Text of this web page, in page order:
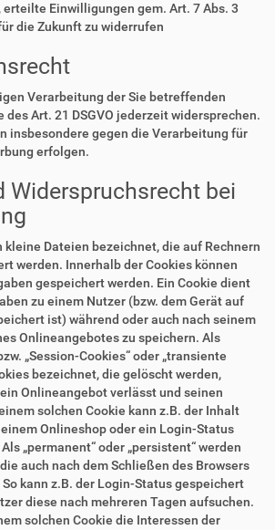
erteilte Einwilligungen gem. Art. 7 Abs. 3
die Zukunft zu widerrufen
Verarbeitung der Sie betreffenden
des Art. 21 DSGVO jederzeit widersprechen.
insbesondere gegen die Verarbeitung für
erfolgen.
Widerspruchsrecht bei
kleine Dateien bezeichnet, die auf Rechnern
werden. Innerhalb der Cookies können
gespeichert werden. Ein Cookie dient
zu einem Nutzer (bzw. dem Gerät auf
ist) während oder auch nach seinem
Onlineangebotes zu speichern. Als
„Session-Cookies“ oder „transiente
bezeichnet, die gelöscht werden,
Onlineangebot verlässt und seinen
solchen Cookie kann z.B. der Inhalt
Onlineshop oder ein Login-Status
„permanent“ oder „persistent“ werden
auch nach dem Schließen des Browsers
kann z.B. der Login-Status gespeichert
diese nach mehreren Tagen aufsuchen.
solchen Cookie die Interessen der